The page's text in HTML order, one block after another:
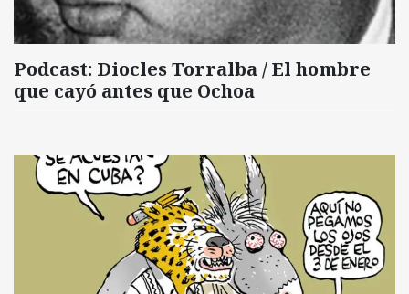
Podcast: Diocles Torralba / El hombre
que cayó antes que Ochoa